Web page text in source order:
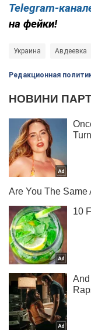
Telegram-
на фейки!
Украина Авдеевка
Редакционная